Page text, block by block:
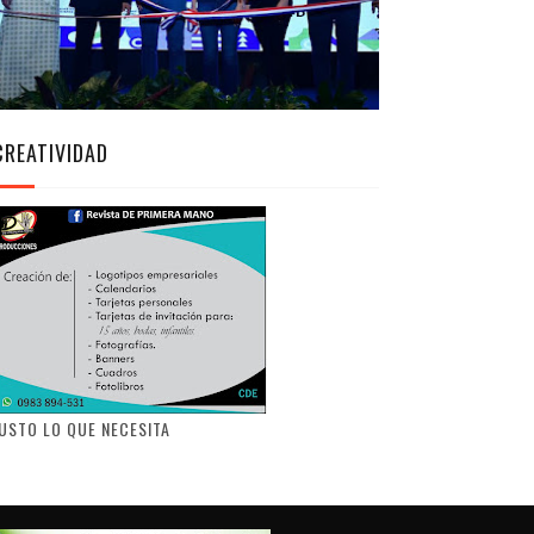
LO QUE NECESITA